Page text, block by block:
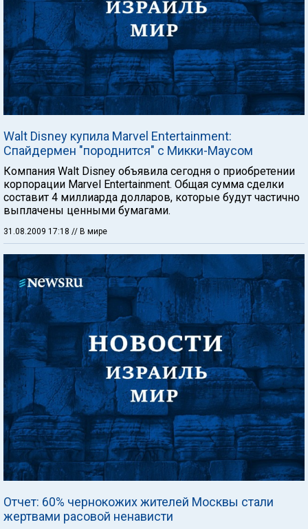
Walt Disney купила Marvel Entertainment:
Спайдермен "породнится" с Микки-Маусом
Компания Walt Disney объявила сегодня о приобретении
корпорации Marvel Entertainment. Общая сумма сделки
составит 4 миллиарда долларов, которые будут частично
выплачены ценными бумагами.
31.08.2009 17:18 // В мире
Отчет: 60% чернокожих жителей Москвы стали
жертвами расовой ненависти